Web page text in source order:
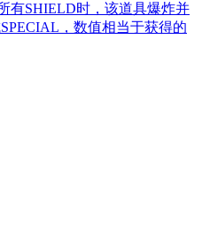
有SHIELD时，该道具爆炸并
，数值相当于获得的